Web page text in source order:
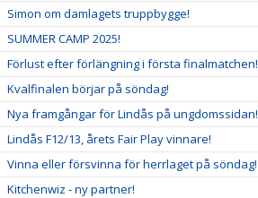
Simon om damlagets truppbygge!
SUMMER CAMP 2025!
Förlust efter förlängning i första finalmatchen!
Kvalfinalen börjar på söndag!
Nya framgångar för Lindås på ungdomssidan!
Lindås F12/13, årets Fair Play vinnare!
Vinna eller försvinna för herrlaget på söndag!
Kitchenwiz - ny partner!